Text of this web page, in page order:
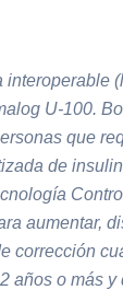
U-100.
que
de
aumentar,
corrección
o más